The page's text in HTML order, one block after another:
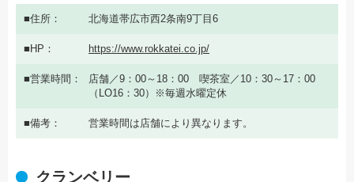
住所 北海道帯広市西2条南9丁目6
HP https://www.rokkatei.co.jp/
営業時間
店舗／9：00～18：00 喫茶室／10：30～17：00
（LO16：30）※毎週水曜定休
備考 営業時間は店舗により異なります。
クランベリー